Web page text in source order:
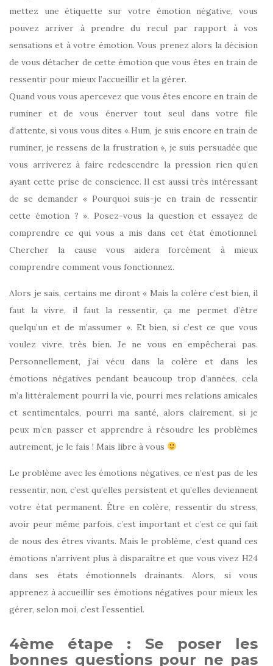
mettez une étiquette sur votre émotion négative, vous
pouvez arriver à prendre du recul par rapport à vos
sensations et à votre émotion. Vous prenez alors la décision
de vous détacher de cette émotion que vous êtes en train de
ressentir pour mieux l’accueillir et la gérer.
Quand vous vous apercevez que vous êtes encore en train de
ruminer et de vous énerver tout seul dans votre file
d’attente, si vous vous dites « Hum, je suis encore en train de
ruminer, je ressens de la frustration », je suis persuadée que
vous arriverez à faire redescendre la pression rien qu’en
ayant cette prise de conscience. Il est aussi très intéressant
de se demander « Pourquoi suis-je en train de ressentir
cette émotion ? ». Posez-vous la question et essayez de
comprendre ce qui vous a mis dans cet état émotionnel.
Chercher la cause vous aidera forcément à mieux
comprendre comment vous fonctionnez.
Alors je sais, certains me diront « Mais la colère c’est bien, il
faut la vivre, il faut la ressentir, ça me permet d’être
quelqu’un et de m’assumer ». Et bien, si c’est ce que vous
voulez vivre, très bien. Je ne vous en empêcherai pas.
Personnellement, j’ai vécu dans la colère et dans les
émotions négatives pendant beaucoup trop d’années, cela
m’a littéralement pourri la vie, pourri mes relations amicales
et sentimentales, pourri ma santé, alors clairement, si je
peux m’en passer et apprendre à résoudre les problèmes
autrement, je le fais ! Mais libre à vous
Le problème avec les émotions négatives, ce n’est pas de les
ressentir, non, c’est qu’elles persistent et qu’elles deviennent
votre état permanent. Être en colère, ressentir du stress,
avoir peur même parfois, c’est important et c’est ce qui fait
de nous des êtres vivants. Mais le problème, c’est quand ces
émotions n’arrivent plus à disparaître et que vous vivez H24
dans ses états émotionnels drainants. Alors, si vous
apprenez à accueillir ses émotions négatives pour mieux les
gérer, selon moi, c’est l’essentiel.
4ème étape : Se poser les
bonnes questions pour ne pas